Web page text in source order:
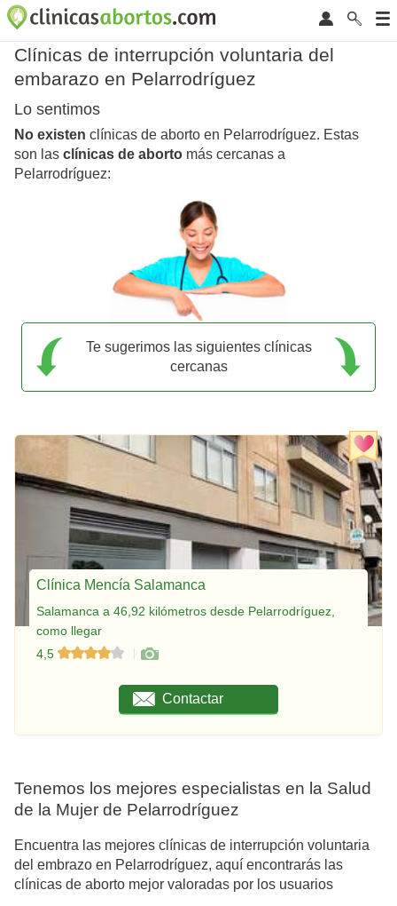
Clínicas de interrupción voluntaria del
embarazo en Pelarrodríguez
Lo sentimos
No existen clínicas de aborto en Pelarrodríguez. Estas
son las clínicas de aborto más cercanas a
Pelarrodríguez:
Te sugerimos las siguientes clínicas
cercanas
Clínica Mencía Salamanca
Salamanca a 46,92 kilómetros desde Pelarrodríguez,
como llegar
4,5
Contactar
Tenemos los mejores especialistas en la Salud
de la Mujer de Pelarrodríguez
Encuentra las mejores clínicas de interrupción voluntaria
del embrazo en Pelarrodríguez, aquí encontrarás las
clínicas de aborto mejor valoradas por los usuarios